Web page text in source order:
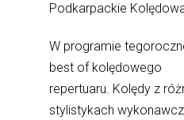
Podkarpackie
W programie
best of kolędowego
repertuaru. Kolędy z
stylistykach